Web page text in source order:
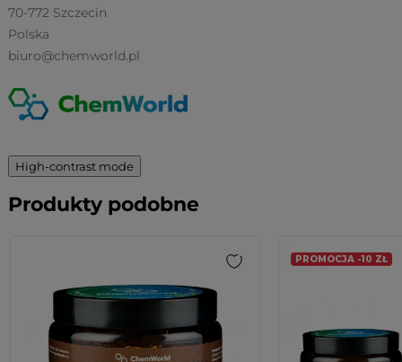
70-772 Szczecin
Polska
biuro@chemworld.pl
High-contrast mode
Produkty podobne
PROMOCJA -10 ZŁ